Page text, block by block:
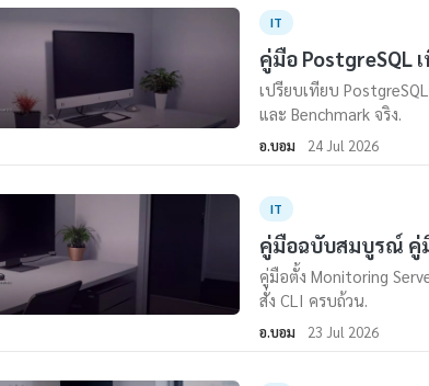
IT
คู่มือ PostgreSQL
เปรียบเทียบ
และ Benchmark จริง.
อ.บอม 24 Jul 2026
IT
คู่มือฉบับสมบูรณ์ คู่
คู่มือตั้ง Monitoring
สั่ง CLI ครบถ้วน.
อ.บอม 23 Jul 2026